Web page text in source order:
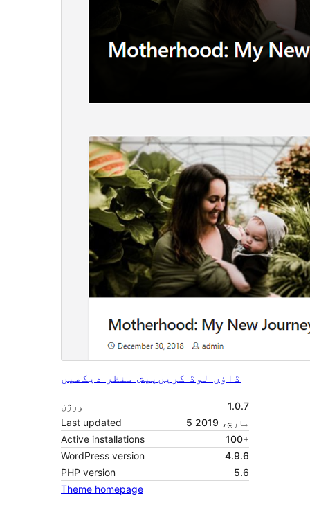
پیش منظر دیکھیں ڈاؤن لوڈ کریں
ورژن
1.0.7
Last updated
5 مارچ، 2019
Active installations
100+
WordPress version
4.9.6
PHP version
5.6
Theme homepage